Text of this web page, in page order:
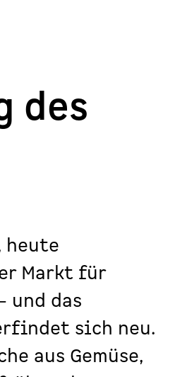
des
heute
Markt für
das
sich neu.
aus Gemüse,